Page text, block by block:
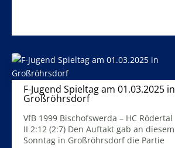
F-Jugend Spieltag am 01.03.2025 in
Großröhrsdorf
VfB 1999 Bischofswerda – HC Rödertal
II 2:12 (2:7) Den Auftakt gab an diesem
Sonntag in Großröhrsdorf die Partie